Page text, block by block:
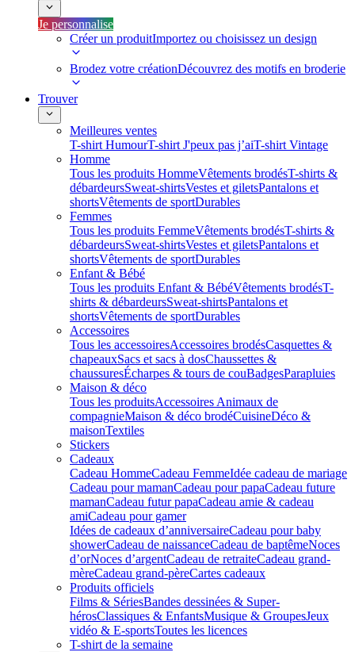
Je personnalise
Créer un produitImportez ou choisissez un design
Brodez votre créationDécouvrez des motifs en broderie
Trouver
Meilleures ventes
T-shirt HumourT-shirt J'peux pas j’aiT-shirt Vintage
Homme
Tous les produits HommeVêtements brodésT-shirts &
débardeursSweat-shirtsVestes et giletsPantalons et
shortsVêtements de sportDurables
Femmes
Tous les produits FemmeVêtements brodésT-shirts &
débardeursSweat-shirtsVestes et giletsPantalons et
shortsVêtements de sportDurables
Enfant & Bébé
Tous les produits Enfant & BébéVêtements brodésT-
shirts & débardeursSweat-shirtsPantalons et
shortsVêtements de sportDurables
Accessoires
Tous les accessoiresAccessoires brodésCasquettes &
chapeauxSacs et sacs à dosChaussettes &
chaussuresÉcharpes & tours de couBadgesParapluies
Maison & déco
Tous les produitsAccessoires Animaux de
compagnieMaison & déco brodéCuisineDéco &
maisonTextiles
Stickers
Cadeaux
Cadeau HommeCadeau FemmeIdée cadeau de mariage​
Cadeau pour mamanCadeau pour papaCadeau future
mamanCadeau futur papaCadeau amie & cadeau
amiCadeau pour gamer
Idées de cadeaux d’anniversaireCadeau pour baby
showerCadeau de naissanceCadeau de baptêmeNoces
d’orNoces d’argentCadeau de retraiteCadeau grand-
mèreCadeau grand-pèreCartes cadeaux
Produits officiels
Films & SériesBandes dessinées & Super-
hérosClassiques & EnfantsMusique & GroupesJeux
vidéo & E-sportsToutes les licences
T-shirt de la semaine